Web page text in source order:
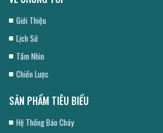
Giới Thiệu
Lịch Sử
Tầm Nhìn
Chiến Lược
SẢN PHẨM TIÊU BIỂU
Hệ Thống Báo Cháy